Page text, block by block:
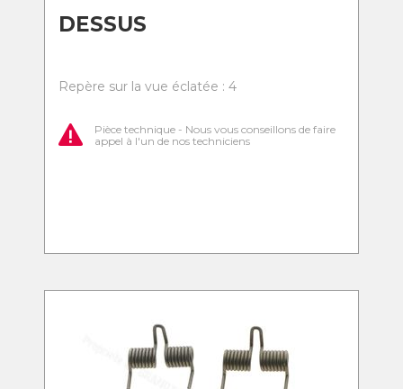
DESSUS
Repère sur la vue éclatée : 4
Pièce technique - Nous vous conseillons de faire
appel à l'un de nos techniciens